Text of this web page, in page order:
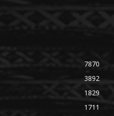
7870
3892
1829
1711